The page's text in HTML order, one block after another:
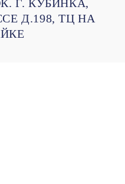
Г. КУБИНКА,
Д.198, ТЦ НА